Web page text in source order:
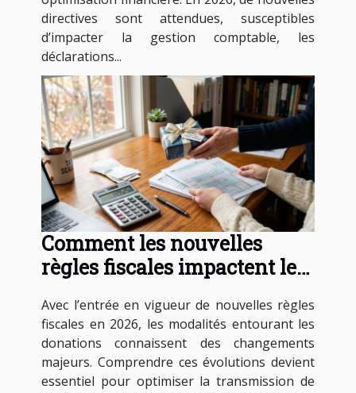
directives sont attendues, susceptibles
d’impacter la gestion comptable, les
déclarations...
Comment les nouvelles
règles fiscales impactent les
Avec l’entrée en vigueur de nouvelles règles
fiscales en 2026, les modalités entourant les
donations connaissent des changements
majeurs. Comprendre ces évolutions devient
essentiel pour optimiser la transmission de